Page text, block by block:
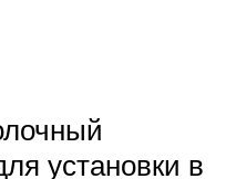
установки в